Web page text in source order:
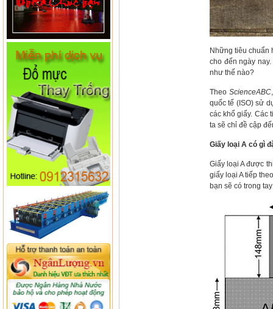
Những tiêu chuẩn
cho đến ngày
như thế nào?
Theo ScienceABC
quốc tế (ISO) sử
các khổ giấy. Các
ta sẽ chỉ đề cập
Giấy loại A có gì
Giấy loại A được
giấy loại A tiếp
bạn sẽ có trong